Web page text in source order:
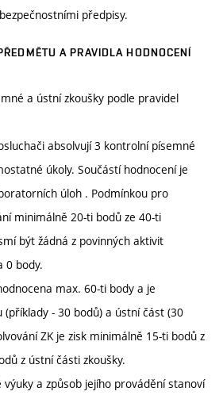
předpisy.
A PRAVIDLA HODNOCENÍ
a ústní zkoušky podle pravidel
absolvují 3 kontrolní písemné
úkoly. Součástí hodnocení je
úloh . Podmínkou pro
minimálně 20-ti bodů ze 40-ti
být žádná z povinných aktivit
0 body.
max. 60-ti body a je
(příklady - 30 bodů) a ústní část (30
ZK je zisk minimálně 15-ti bodů z
z ústní části zkoušky.
a způsob jejího provádění stanoví